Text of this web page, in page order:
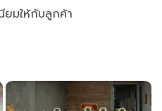
ยมให้กับลูกค้า